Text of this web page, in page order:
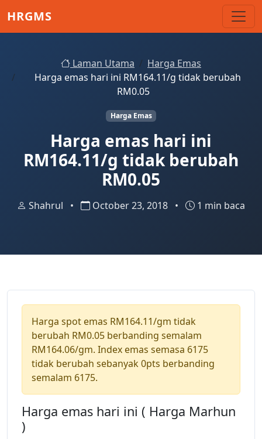
HRGMS
Laman Utama
Harga Emas
Harga emas hari ini RM164.11/g tidak berubah
RM0.05
Harga Emas
Harga emas hari ini
RM164.11/g tidak berubah
RM0.05
Shahrul • October 23, 2018 • 1 min baca
Harga spot emas RM164.11/gm tidak
berubah RM0.05 berbanding semalam
RM164.06/gm. Index emas semasa 6175
tidak berubah sebanyak 0pts berbanding
semalam 6175.
Harga emas hari ini ( Harga Marhun
)